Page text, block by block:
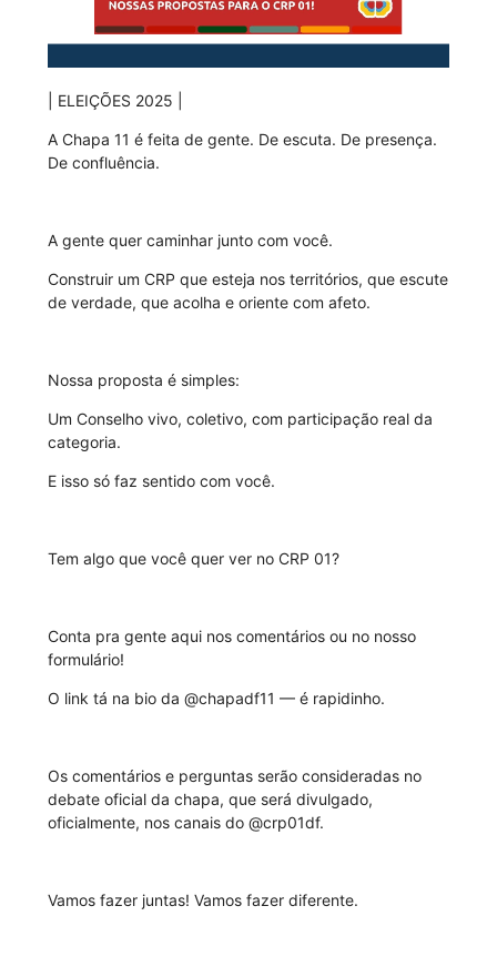
| ELEIÇÕES 2025 |
A Chapa 11 é feita de gente. De escuta. De presença.
De confluência.
A gente quer caminhar junto com você.
Construir um CRP que esteja nos territórios, que escute
de verdade, que acolha e oriente com afeto.
Nossa proposta é simples:
Um Conselho vivo, coletivo, com participação real da
categoria.
E isso só faz sentido com você.
Tem algo que você quer ver no CRP 01?
Conta pra gente aqui nos comentários ou no nosso
formulário!
O link tá na bio da @chapadf11 — é rapidinho.
Os comentários e perguntas serão consideradas no
debate oficial da chapa, que será divulgado,
oficialmente, nos canais do @crp01df.
Vamos fazer juntas! Vamos fazer diferente.